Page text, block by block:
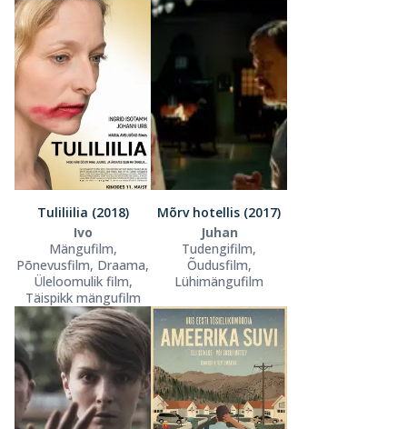
Tuliliilia (2018)
Ivo
Mängufilm,
Põnevusfilm, Draama,
Üleloomulik film,
Täispikk mängufilm
Mõrv hotellis (2017)
Juhan
Tudengifilm,
Õudusfilm,
Lühimängufilm